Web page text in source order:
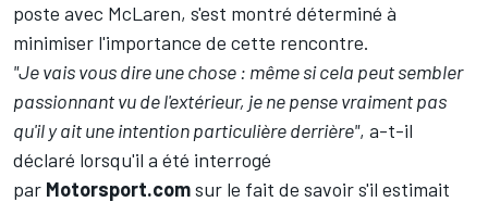
poste avec McLaren, s'est montré déterminé à
minimiser l'importance de cette rencontre.
"Je vais vous dire une chose : même si cela peut sembler
passionnant vu de l'extérieur, je ne pense vraiment pas
qu'il y ait une intention particulière derrière", a-t-il
déclaré lorsqu'il a été interrogé
par Motorsport.comsur le fait de savoir s'il estimait